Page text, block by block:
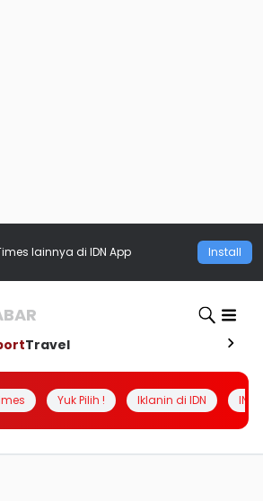
lainnya di IDN App Install
Travel
Yuk Pilih ! Iklanin di IDN